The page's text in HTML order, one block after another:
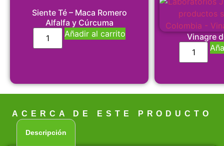
Siente Té – Maca Romero
Alfalfa y Cúrcuma
Añadir al carrito
Vinagre
ACERCA DE ESTE PRODUCTO
Descripción